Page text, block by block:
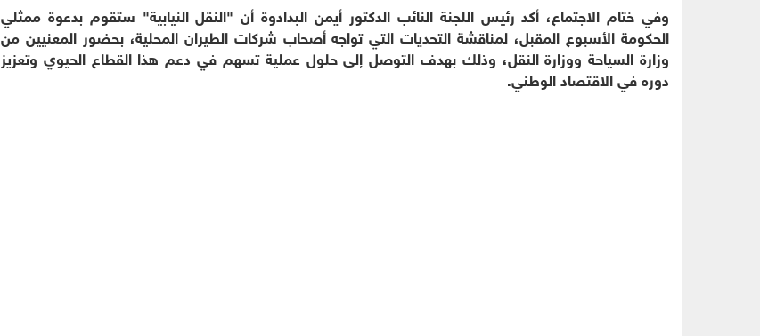
وفي ختام الاجتماع، أكد رئيس اللجنة النائب الدكتور أيمن البدادوة أن "النقل النيابية" ستقوم بدعوة ممثلي
الحكومة الأسبوع المقبل، لمناقشة التحديات التي تواجه أصحاب شركات الطيران المحلية، بحضور المعنيين من
وزارة السياحة ووزارة النقل، وذلك بهدف التوصل إلى حلول عملية تسهم في دعم هذا القطاع الحيوي وتعزيز
دوره في الاقتصاد الوطني.